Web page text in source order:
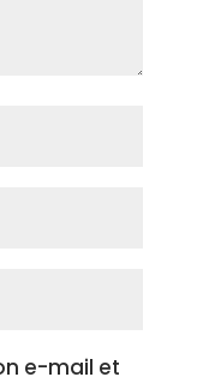
e-mail et